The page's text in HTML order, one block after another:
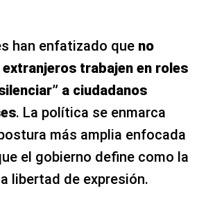
han enfatizado que no
trabajen en roles
a ciudadanos
. La política se enmarca
más amplia enfocada
el gobierno define como la
libertad de expresión.